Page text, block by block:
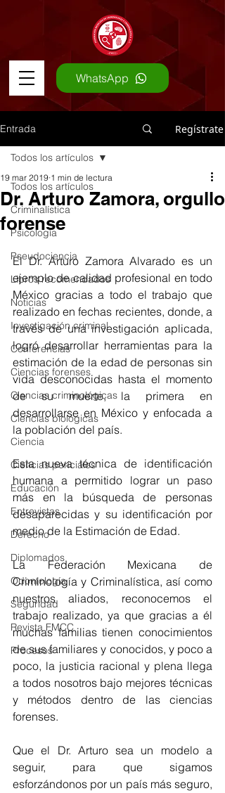
WhatsApp
Entrada Regístrate
Todos los artículos
Criminalística
Psicología
Pseudociencia
Libros recomendados
Noticias
Investigación criminal
Conferencias
Ciencias forenses
Ciencias criminológicas
Ciencias biológicas
Ciencia
Ciencias periciales
Educación
Entrevistas
Derecho
Diplomados
Odontología
Seguridad
Revista FMCC
Procesos
Todos los artículos
Dr. Arturo Zamora, orgullo
forense
19 mar 2019 1 min de lectura
El Dr. Arturo Zamora Alvarado es un
ejemplo de calidad profesional en todo
México gracias a todo el trabajo que
realizado en fechas recientes, donde, a
través de una investigación aplicada,
logró desarrollar herramientas para la
estimación de la edad de personas sin
vida desconocidas hasta el momento
de su muerte, la primera en
desarrollarse en México y enfocada a
la población del país.
Esta nueva técnica de identificación
humana a permitido lograr un paso
más en la búsqueda de personas
desaparecidas y su identificación por
medio de la Estimación de Edad.
La Federación Mexicana de
Criminología y Criminalística, así como
nuestros aliados, reconocemos el
trabajo realizado, ya que gracias a él
muchas familias tienen conocimientos
de sus familiares y conocidos, y poco a
poco, la justicia racional y plena llega
a todos nosotros bajo mejores técnicas
y métodos dentro de las ciencias
forenses.
Que el Dr. Arturo sea un modelo a
seguir, para que sigamos
esforzándonos por un país más seguro,